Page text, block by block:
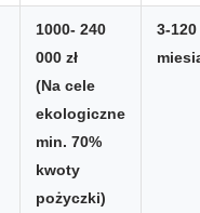
1000- 240
000 zł
(Na cele
ekologiczne
min. 70%
kwoty
pożyczki)
3-120